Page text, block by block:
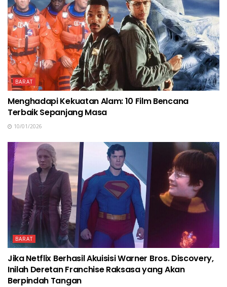
BARAT
Menghadapi Kekuatan Alam: 10 Film Bencana
Terbaik Sepanjang Masa
10/01/2026
BARAT
Jika Netflix Berhasil Akuisisi Warner Bros. Discovery,
Inilah Deretan Franchise Raksasa yang Akan
Berpindah Tangan